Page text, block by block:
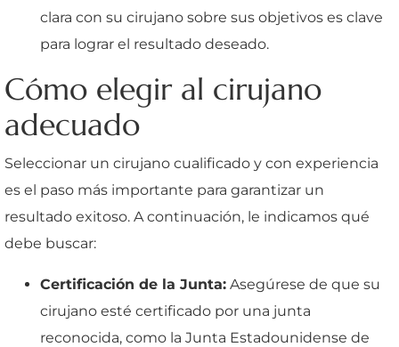
clara con su cirujano sobre sus objetivos es clave
para lograr el resultado deseado.
Cómo elegir al cirujano
adecuado
Seleccionar un cirujano cualificado y con experiencia
es el paso más importante para garantizar un
resultado exitoso. A continuación, le indicamos qué
debe buscar:
Certificación de la Junta: Asegúrese de que su
cirujano esté certificado por una junta
reconocida, como la Junta Estadounidense de